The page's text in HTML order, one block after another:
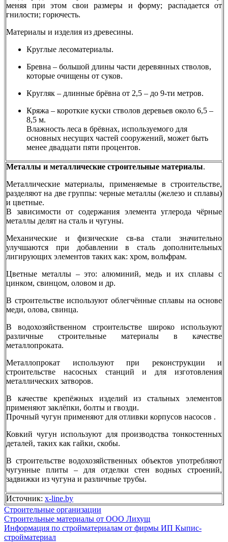
меняя при этом свои размеры и форму; распадается от
гнилости; горючесть.
Материалы и изделия из древесины.
Круглые лесоматериалы.
Бревна – большой длины части деревянных стволов,
которые очищены от суков.
Кругляк – длинные брёвна от 2,5 – до 9-ти метров.
Кряжа – короткие куски cтволов деревьев около 6,5 –
8,5 м.
Влажность леса в брёвнах, используемого для
основных несущих частей сооружений, может быть
менее двадцати пяти процентов.
Металлы и металлические строительные материалы.
Металлические материалы, применяемые в строительстве,
разделяют на две группы: черные металлы (железо и сплавы)
и цветные.
В зависимости от содержания элемента углерода чёрные
металлы делят на сталь и чугуны.
Механические и физические св-ва стали значительно
улучшаются при добавлении в сталь дополнительных
лигирующих элементов таких как: хром, вольфрам.
Цветные металлы – это: алюминий, медь и их сплавы с
цинком, свинцом, оловом и др.
В строительстве используют облегчённые сплавы на основе
меди, олова, свинца.
В водохозяйственном строительстве широко используют
различные строительные материалы в качестве
металлопроката.
Металлопрокат используют при реконструкции и
строительстве насосных станций и для изготовления
металлических затворов.
В качестве крепёжных изделий из стальных элементов
применяют заклёпки, болты и гвозди.
Прочный чугун применяют для отливки корпусов насосов .
Ковкий чугун используют для производства тонкостенных
деталей, таких как гайки, скобы.
В строительстве водохозяйственных объектов употребляют
чугунные плиты – для отделки стен водных строений,
задвижки из чугуна и различные трубы.
Источник: x-line.by
Строительные организации
Навигация
по
Строительные материалы от ООО Лихущ
Информация по стройматериалам от фирмы ИП Кыпис-
стройматериал